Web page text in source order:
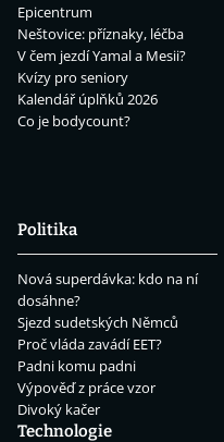
Epicentrum
Neštovice: příznaky, léčba
V čem jezdí Yamal a Mesii?
Kvízy pro seniory
Kalendář úplňků 2026
Co je bodycount?
Politika
Nová superdávka: kdo na ní
dosáhne?
Sjezd sudetských Němců
Proč vláda zavádí EET?
Padni komu padni
Výpověď z práce vzor
Divoký kačer
Technologie